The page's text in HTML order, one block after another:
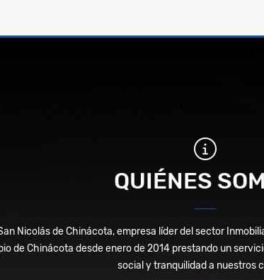
QUIÉNES
Nicolás de Chinácota, empresa líder del sector
de Chinácota desde enero de 2014 prestando un
social y tranquilidad a nuestros